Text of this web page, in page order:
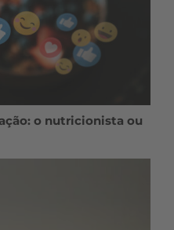
o nutricionista ou